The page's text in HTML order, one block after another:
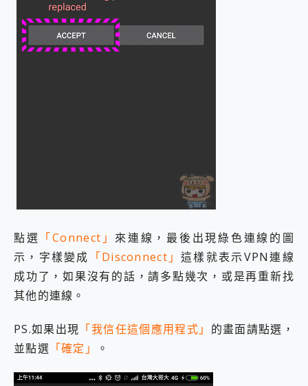
點選 「Connect」 來連線，最後出現綠色連線的圖
示，字樣變成 「Disconnect」這樣就表示VPN連線
成功了，如果沒有的話，請多點幾次，或是再重新找
其他的連線。
PS.如果出現 「我信任這個應用程式」 的畫面請點選，
並點選 「確定」 。